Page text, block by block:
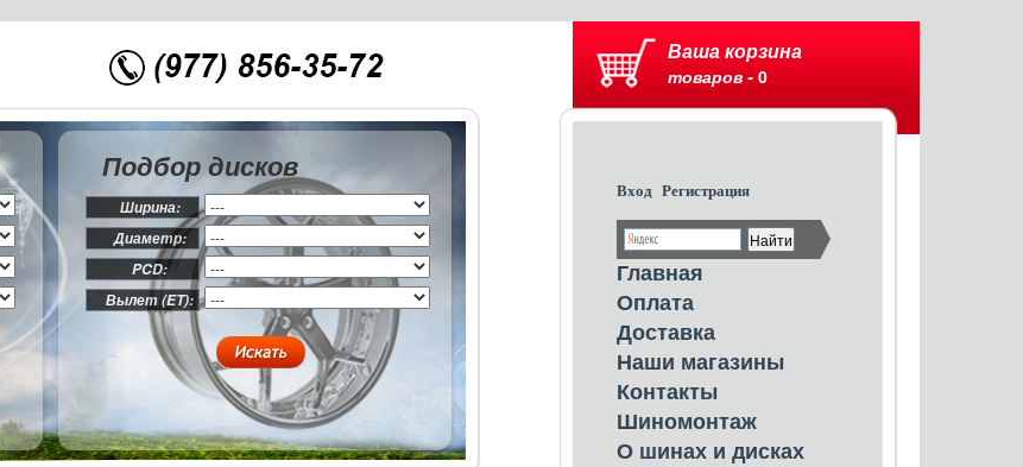
Ваша корзина
товаров - 0
Вход Регистрация
Главная
Оплата
Доставка
Наши магазины
Контакты
Шиномонтаж
О шинах и дисках
Подбор дисков
Ширина:
Диаметр:
PCD:
Вылет (ET):